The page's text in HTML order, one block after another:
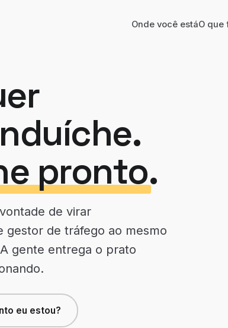
Onde você estáO que
pronto.
de virar
gestor de tráfego ao mesmo
gente entrega o prato
eu estou?